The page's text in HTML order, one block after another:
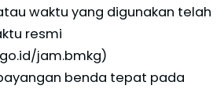
waktu yang digunakan telah
resmi
jam.bmkg)
benda tepat pada